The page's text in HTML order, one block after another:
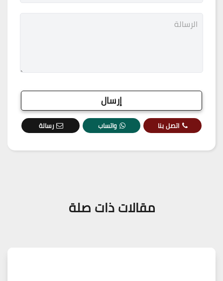
اتصل بنا واتساب رسالة
مقالات ذات صلة